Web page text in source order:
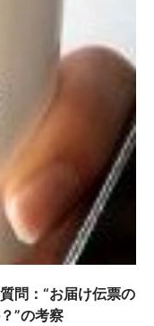
問：“お届け伝票の
”の考察